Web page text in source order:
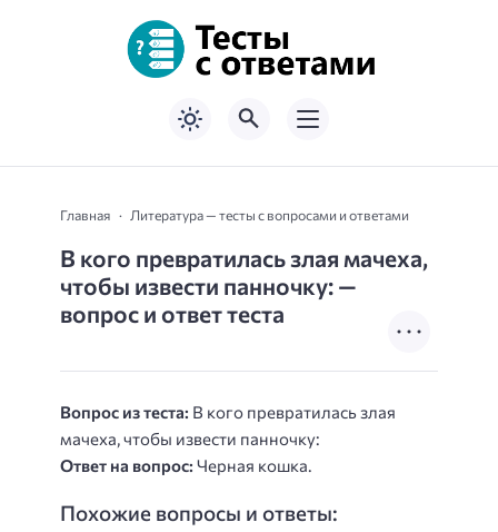
Главная Литература — тесты с вопросами и ответами
В кого превратилась злая мачеха,
чтобы извести панночку: —
вопрос и ответ теста
Вопрос из теста: В кого превратилась злая
мачеха, чтобы извести панночку:
Ответ на вопрос: Черная кошка.
Похожие вопросы и ответы: